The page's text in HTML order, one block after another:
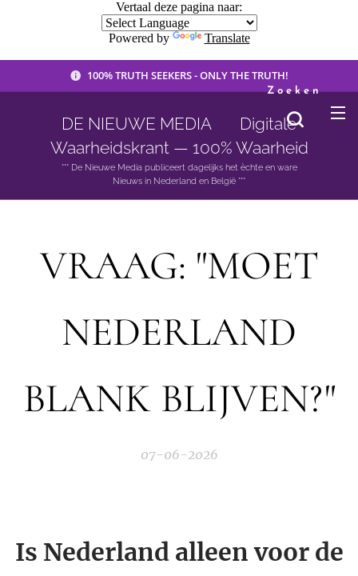
Vertaal deze pagina naar:
Powered by Translate
100% TRUTH SEEKERS - ONLY THE TRUTH!
DE NIEUWE MEDIA 🟣 Digitale
Waarheidskrant — 100% Waarheid
*** De Nieuwe Media publiceert dagelijks het èchte en ware
Nieuws in Nederland en België ***
Zoeken
VRAAG: "MOET
NEDERLAND
BLANK BLIJVEN?"
07-06-2026
Is Nederland alleen voor de